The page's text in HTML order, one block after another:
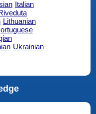
Italian
Lithuanian
Ukrainian